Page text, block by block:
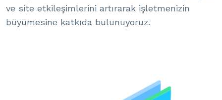
ve site etkileşimlerini artırarak işletmenizin
büyümesine katkıda bulunuyoruz.